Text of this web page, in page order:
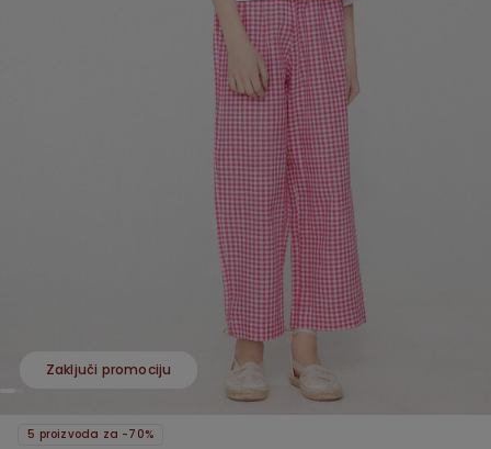
Zaključi promociju
5 proizvoda za -70%